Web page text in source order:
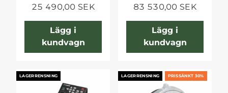
25 490,00 SEK
Lägg i
kundvagn
83 530,00 SEK
Lägg i
kundvagn
LAGERRENSNING LAGERRENSNING PRISSÄNKT 30%